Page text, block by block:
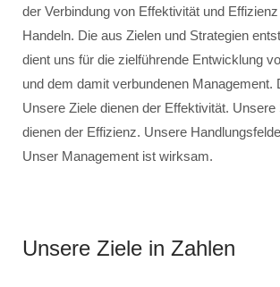
der Verbindung von Effektivität und
Handeln. Die aus Zielen und Strategien
dient uns für die zielführende Entwicklung
und dem damit verbundenen Management.
Unsere Ziele dienen der Effektivität. Unsere
dienen der Effizienz. Unsere
Unser Management ist wirksam.
Unsere Ziele in Zahlen